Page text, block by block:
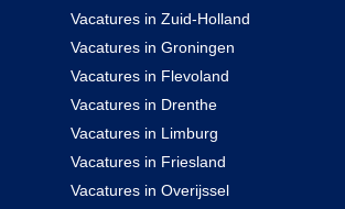
Vacatures in Zuid-Holland
Vacatures in Groningen
Vacatures in Flevoland
Vacatures in Drenthe
Vacatures in Limburg
Vacatures in Friesland
Vacatures in Overijssel